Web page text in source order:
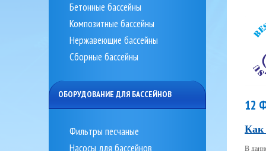
Бетонные бассейны
Композитные бассейны
Нержавеющие бассейны
Сборные бассейны
ОБОРУДОВАНИЕ ДЛЯ БАССЕЙНОВ
Фильтры песчаные
Насосы для бассейнов
12
Как
В